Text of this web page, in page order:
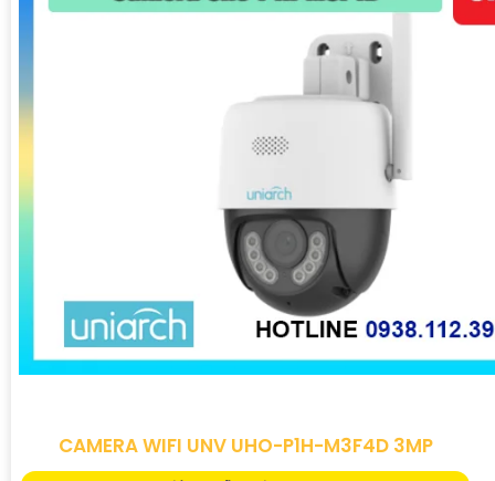
CAMERA WIFI UNV UHO-P1H-M3F4D 3MP